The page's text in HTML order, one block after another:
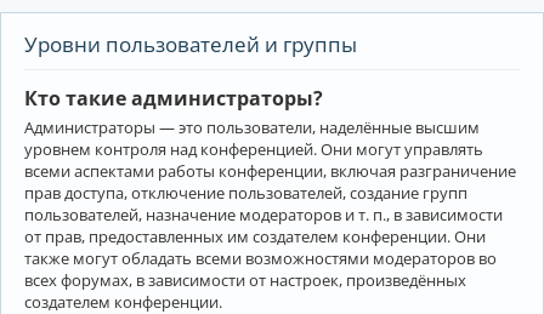
Уровни пользователей и группы
Кто такие администраторы?
Администраторы — это пользователи, наделённые высшим
уровнем контроля над конференцией. Они могут управлять
всеми аспектами работы конференции, включая разграничение
прав доступа, отключение пользователей, создание групп
пользователей, назначение модераторов и т. п., в зависимости
от прав, предоставленных им создателем конференции. Они
также могут обладать всеми возможностями модераторов во
всех форумах, в зависимости от настроек, произведённых
создателем конференции.